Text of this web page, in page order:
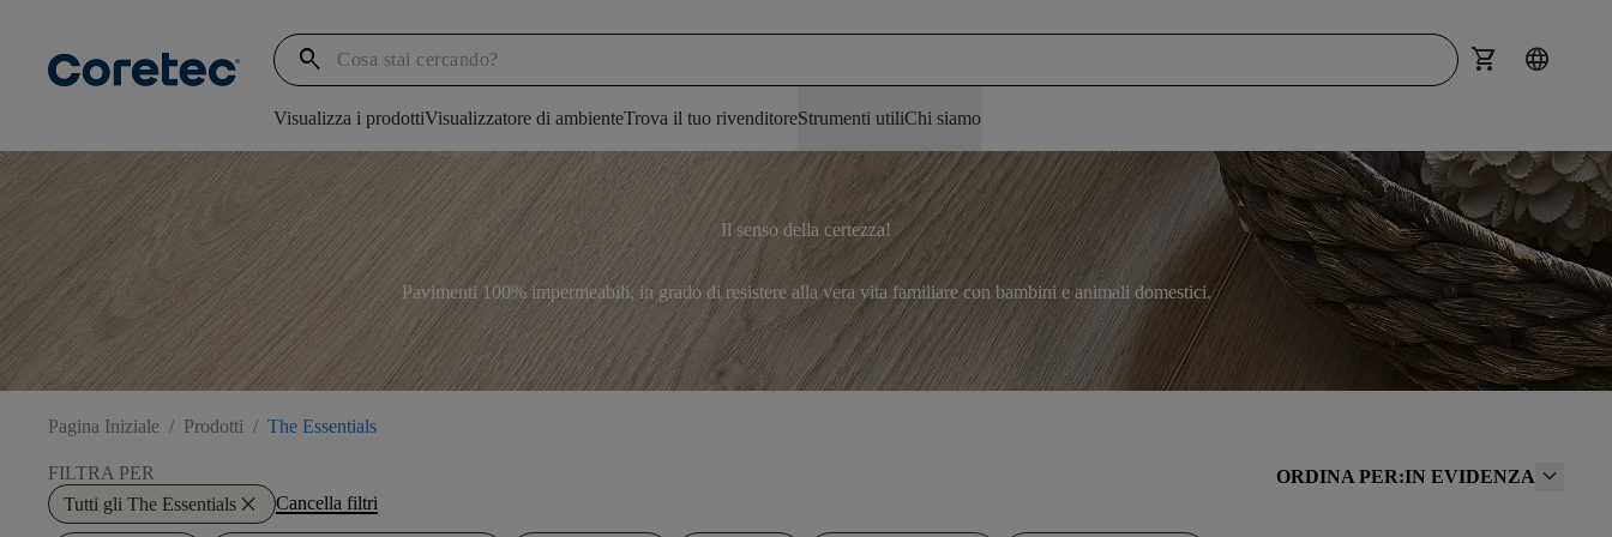
search shopping_cart language
Visualizza i prodottiVisualizzatore di ambienteTrova il tuo rivenditoreStrumenti utiliChi siamo
Il senso della certezza!
Pavimenti 100% impermeabili, in grado di resistere alla vera vita familiare con bambini e animali domestici.
Pagina Iniziale / Prodotti / The Essentials
FILTRA PER
Tutti gli The Essentials close Cancella filtri
ORDINA PER:IN EVIDENZA